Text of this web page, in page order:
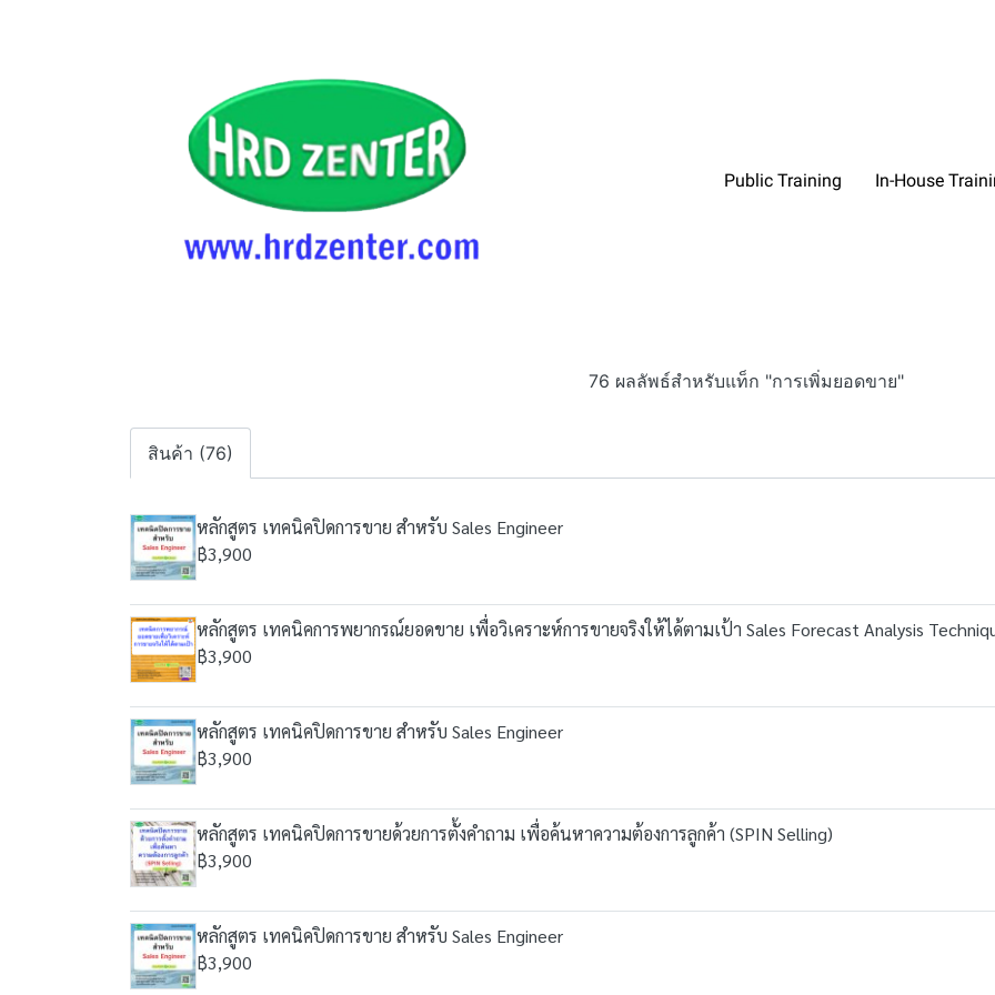
Public Training In-House
76 ผลลัพธ์สำหรับแท็ก "การเพิ่มยอดขาย"
สินค้า (76)
หลักสูตร เทคนิคปิดการขาย สำหรับ Sales Engineer
฿3,900
หลักสูตร เทคนิคการพยากรณ์ยอดขาย เพื่อวิเคราะห์การขายจริงให้ได้ตามเป้า Sales Forecast Analysis
฿3,900
หลักสูตร เทคนิคปิดการขาย สำหรับ Sales Engineer
฿3,900
หลักสูตร เทคนิคปิดการขายด้วยการตั้งคำถาม เพื่อค้นหาความต้องการลูกค้า (SPIN Selling)
฿3,900
หลักสูตร เทคนิคปิดการขาย สำหรับ Sales Engineer
฿3,900